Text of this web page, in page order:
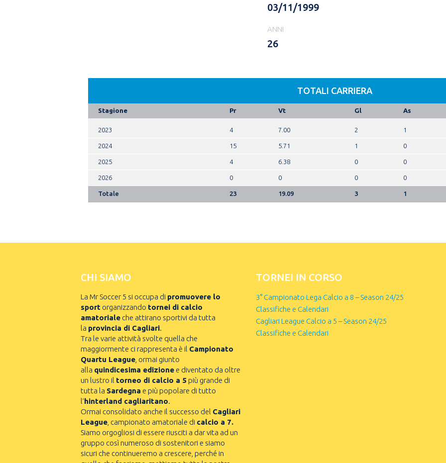
03/11/1999
ANNI
26
TOTALI CARRIERA
Stagione Pr Vt Gl As
2023 4 7.00 2 1
2024 15 5.71 1 0
2025 4 6.38 0 0
2026 0 0 0 0
Totale 23 19.09 3 1
CHI SIAMO
La Mr Soccer 5 si occupa di promuovere lo
sport organizzando tornei di calcio
amatoriale che attirano sportivi da tutta
la provincia di Cagliari.
Tra le varie attività svolte quella che
maggiormente ci rappresenta è il Campionato
Quartu League , ormai giunto
alla quindicesima edizione e diventato da oltre
un lustro il torneo di calcio a 5 più grande di
tutta la Sardegna e più popolare di tutto
l’hinterland cagliaritano.
Ormai consolidato anche il successo del Cagliari
League , campionato amatoriale di calcio a 7.
Siamo orgogliosi di essere riusciti a dar vita ad un
gruppo così numeroso di sostenitori e siamo
sicuri che continueremo a crescere, perché in
TORNEI IN CORSO
3° Campionato Lega Calcio a 8 – Season 24/25
Classifiche e Calendari
Cagliari League Calcio a 5 – Season 24/25
Classifiche e Calendari